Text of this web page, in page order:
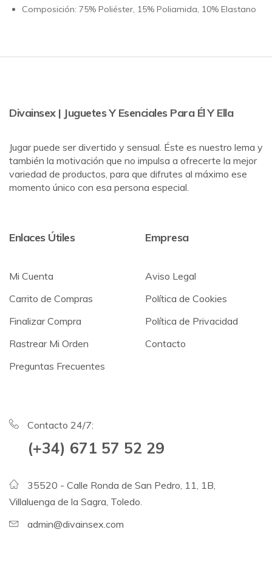
Composición: 75% Poliéster, 15% Poliamida, 10% Elastano
Divainsex | Juguetes Y Esenciales Para Él Y Ella
Jugar puede ser divertido y sensual. Éste es nuestro lema y
también la motivación que no impulsa a ofrecerte la mejor
variedad de productos, para que difrutes al máximo ese
momento único con esa persona especial.
Enlaces Útiles
Mi Cuenta
Carrito de Compras
Finalizar Compra
Rastrear Mi Orden
Preguntas Frecuentes
Empresa
Aviso Legal
Política de Cookies
Política de Privacidad
Contacto
Contacto 24/7:
(+34) 671 57 52 29
35520 - Calle Ronda de San Pedro, 11, 1B,
Villaluenga de la Sagra, Toledo.
admin@divainsex.com